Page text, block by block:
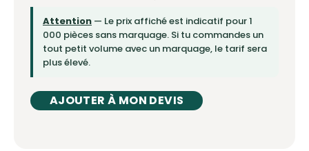
Attention — Le prix affiché est indicatif pour 1
000 pièces sans marquage. Si tu commandes un
tout petit volume avec un marquage, le tarif sera
plus élevé.
AJOUTER À MON DEVIS